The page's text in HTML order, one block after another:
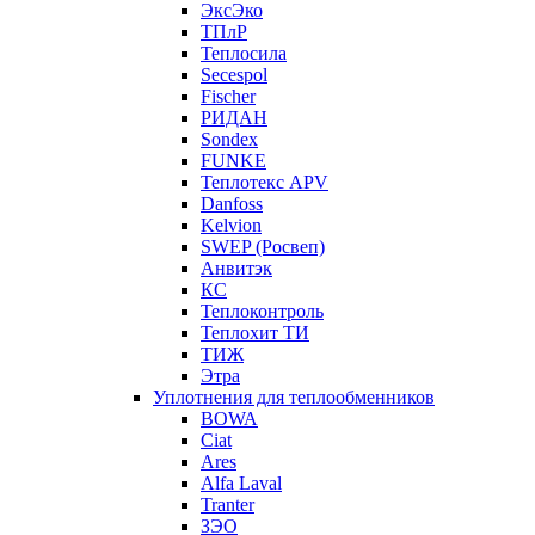
ЭксЭко
ТПлР
Теплосила
Secespol
Fischer
РИДАН
Sondex
FUNKE
Теплотекс APV
Danfoss
Kelvion
SWEP (Росвеп)
Анвитэк
КС
Теплоконтроль
Теплохит ТИ
ТИЖ
Этра
Уплотнения для теплообменников
BOWA
Ciat
Ares
Alfa Laval
Tranter
ЗЭО